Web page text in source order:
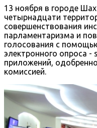
13 ноября в городе
четырнадцати
совершенствования
парламентаризма и
голосования с
электронного опроса -
приложений,
комиссией.